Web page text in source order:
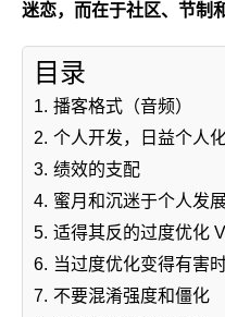
迷恋，而在于社区、节制
目录
1. 播客格式（音频）
2. 个人开发，日益个人
3. 绩效的支配
4. 蜜月和沉迷于个人发
5. 适得其反的过度优化
6. 当过度优化变得有害
7. 不要混淆强度和僵化